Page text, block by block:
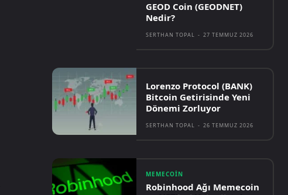
GEOD Coin (GEODNET)
Nedir?
SERTHAN TOPAL - 27 TEMMUZ 2026
Lorenzo Protocol (BANK)
Bitcoin Getirisinde Yeni
Dönemi Zorluyor
SERTHAN TOPAL - 26 TEMMUZ 2026
MEMECOIN
Robinhood Ağı Memecoin